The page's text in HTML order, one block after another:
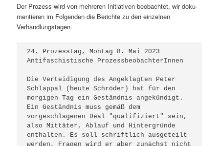
Der Prozess wird von mehreren Ini­tia­tiv­en beobachtet, wir doku­
men­tieren im Fol­gen­den die Berichte zu den einzel­nen
Verhandlungstagen.
24. Prozesstag, Montag 8. Mai 2023
Antifaschistische ProzessbeobachterInnen
Die Verteidigung des Angeklagten Peter
Schlappal (heute Schröder) hat für den
morgigen Tag ein Geständnis angekündigt.
Ein Geständnis muss gemäß dem
vorgeschlagenen Deal "qualifiziert" sein,
also Mittäter, Ablauf und Hintergründe
enthalten. Es soll schriftlich ausgeteilt
werden, Fragen wird er aber zunächst nicht